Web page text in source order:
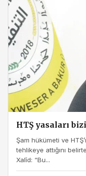
HTŞ yasaları
Şam hükümeti ve
tehlikeye attığını
Xalîd: “Bu...